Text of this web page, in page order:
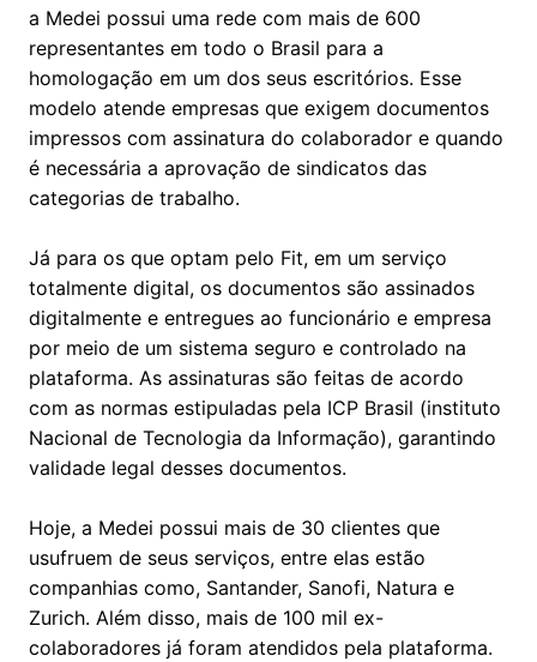
a Medei possui uma rede com mais de 600
representantes em todo o Brasil para a
homologação em um dos seus escritórios. Esse
modelo atende empresas que exigem documentos
impressos com assinatura do colaborador e quando
é necessária a aprovação de sindicatos das
categorias de trabalho.
Já para os que optam pelo Fit, em um serviço
totalmente digital, os documentos são assinados
digitalmente e entregues ao funcionário e empresa
por meio de um sistema seguro e controlado na
plataforma. As assinaturas são feitas de acordo
com as normas estipuladas pela ICP Brasil (instituto
Nacional de Tecnologia da Informação), garantindo
validade legal desses documentos.
Hoje, a Medei possui mais de 30 clientes que
usufruem de seus serviços, entre elas estão
companhias como, Santander, Sanofi, Natura e
Zurich. Além disso, mais de 100 mil ex-
colaboradores já foram atendidos pela plataforma.